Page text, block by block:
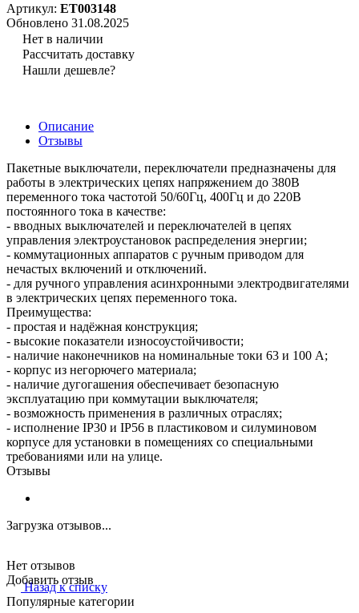
Артикул: ET003148
Обновлено 31.08.2025
Нет в наличии
Рассчитать доставку
Нашли дешевле?
Описание
Отзывы
Пакетные выключатели, переключатели предназначены для
работы в электрических цепях напряжением до 380В
переменного тока частотой 50/60Гц, 400Гц и до 220В
постоянного тока в качестве:
- вводных выключателей и переключателей в цепях
управления электроустановок распределения энергии;
- коммутационных аппаратов с ручным приводом для
нечастых включений и отключений.
- для ручного управления асинхронными электродвигателями
в электрических цепях переменного тока.
Преимущества:
- простая и надёжная конструкция;
- высокие показатели износоустойчивости;
- наличие наконечников на номинальные токи 63 и 100 А;
- корпус из негорючего материала;
- наличие дугогашения обеспечивает безопасную
эксплуатацию при коммутации выключателя;
- возможность применения в различных отраслях;
- исполнение IP30 и IP56 в пластиковом и силуминовом
корпусе для установки в помещениях со специальными
требованиями или на улице.
Отзывы
Загрузка отзывов...
Нет отзывов
Добавить отзыв
Назад к списку
Популярные категории